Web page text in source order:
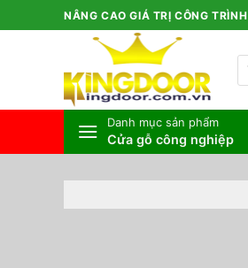
qua
NÂNG CAO GIÁ TRỊ CÔNG TRÌNH
Danh mục sản phẩm
Cửa gỗ công nghiệp